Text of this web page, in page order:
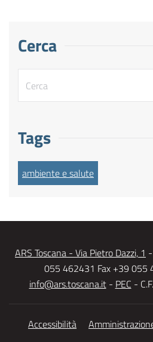
Cerca
Tags
ambiente e salute
ARS Toscana - Via Pietro Dazzi, 1
055 462431 Fax +39 055
info@ars.toscana.it- PEC -
Accessibilità